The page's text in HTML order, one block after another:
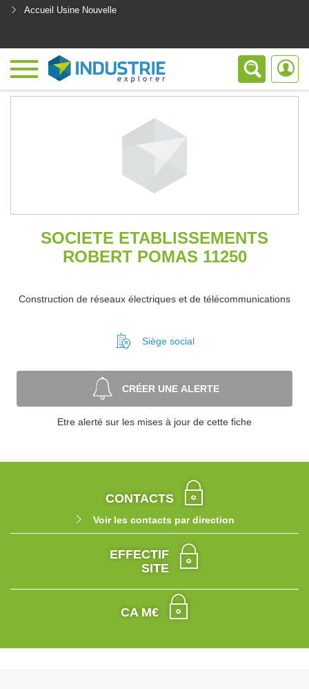
Accueil Usine Nouvelle
SOCIETE ETABLISSEMENTS
ROBERT POMAS 11250
Construction de réseaux électriques et de télécommunications
Siège social
CRÉER UNE ALERTE
Etre alerté sur les mises à jour de cette fiche
CONTACTS
Voir les contacts par direction
EFFECTIF
SITE
CA M€